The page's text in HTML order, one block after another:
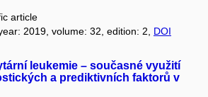
article
year: 2019, volume: 32, edition: 2, DOI
leukemie – současné využití
a prediktivních faktorů v